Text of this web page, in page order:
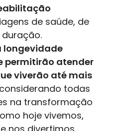
de saúde, de
longevidade
permitirão atender
viverão até mais
considerando todas
na transformação
hoje vivemos,